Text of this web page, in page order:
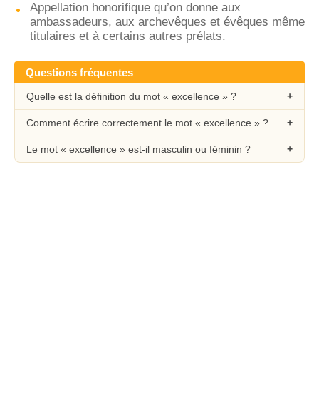
Appellation honorifique qu’on donne aux
ambassadeurs, aux archevêques et évêques même
titulaires et à certains autres prélats.
Questions fréquentes
Quelle est la définition du mot « excellence » ?
Comment écrire correctement le mot « excellence » ?
Le mot « excellence » est-il masculin ou féminin ?